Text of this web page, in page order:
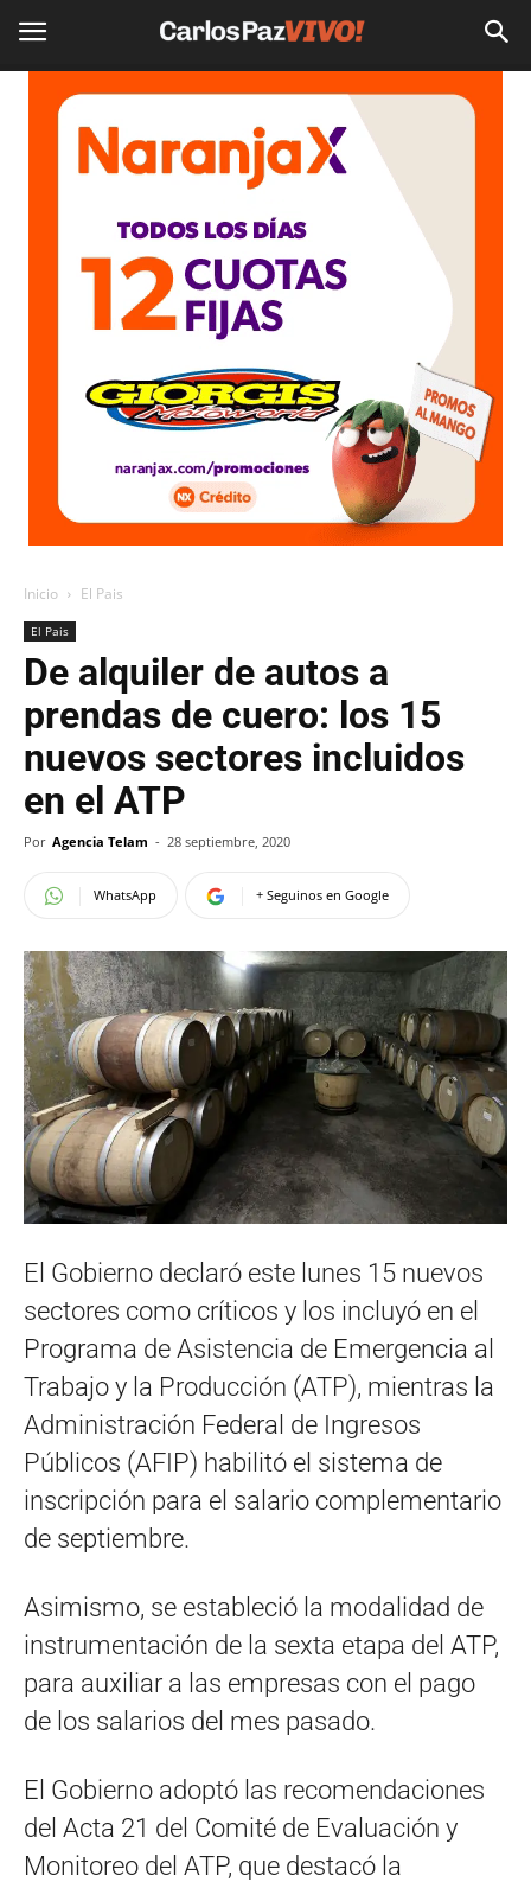
Inicio El Pais
El Pais
De alquiler de autos a
prendas de cuero: los 15
nuevos sectores incluidos
en el ATP
Por Agencia Telam - 28 septiembre, 2020
WhatsApp + Seguinos en Google
El Gobierno declaró este lunes 15 nuevos
sectores como críticos y los incluyó en el
Programa de Asistencia de Emergencia al
Trabajo y la Producción (ATP), mientras la
Administración Federal de Ingresos
Públicos (AFIP) habilitó el sistema de
inscripción para el salario complementario
de septiembre.
Asimismo, se estableció la modalidad de
instrumentación de la sexta etapa del ATP,
para auxiliar a las empresas con el pago
de los salarios del mes pasado.
El Gobierno adoptó las recomendaciones
del Acta 21 del Comité de Evaluación y
Monitoreo del ATP, que destacó la